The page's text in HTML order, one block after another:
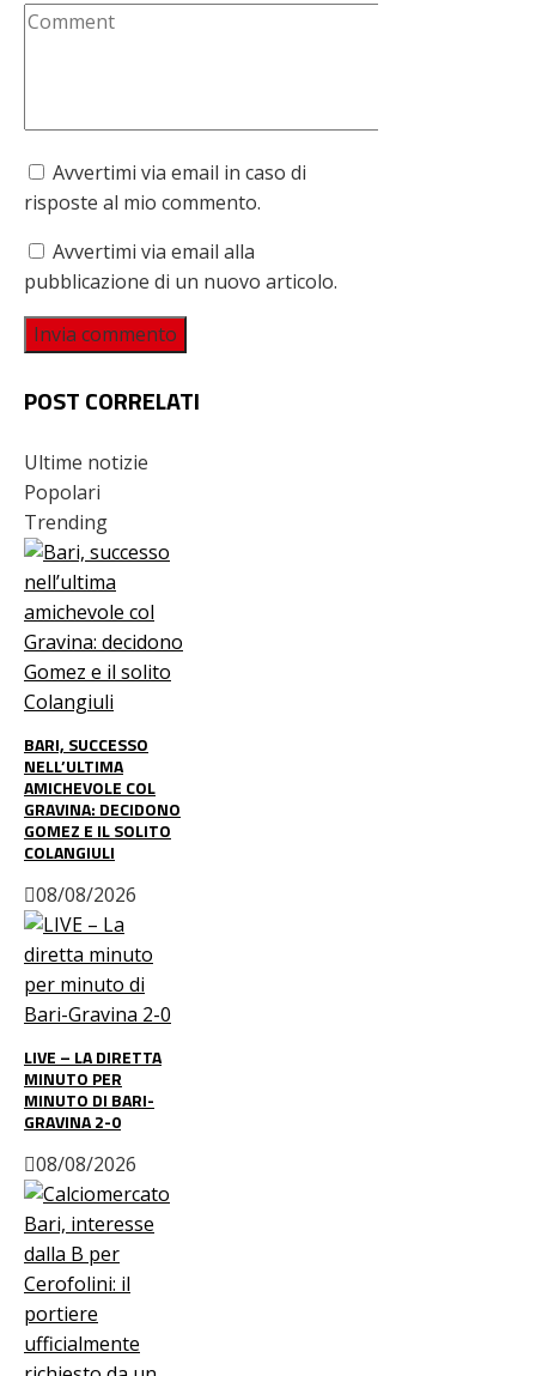
Avvertimi via email in caso di
risposte al mio commento.
Avvertimi via email alla
pubblicazione di un nuovo articolo.
POST CORRELATI
Ultime notizie
Popolari
Trending
BARI, SUCCESSO
NELL’ULTIMA
AMICHEVOLE COL
GRAVINA: DECIDONO
GOMEZ E IL SOLITO
COLANGIULI
08/08/2026
LIVE – LA DIRETTA
MINUTO PER
MINUTO DI BARI-
GRAVINA 2-0
08/08/2026